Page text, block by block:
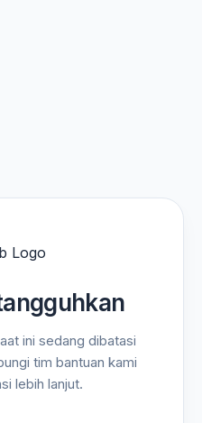
ini sedang dibatasi
tim bantuan kami
lebih lanjut.